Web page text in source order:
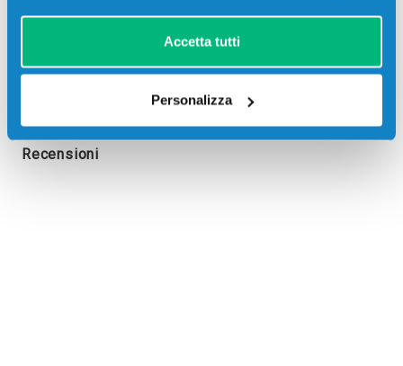
Accetta tutti
Personalizza
Recensioni